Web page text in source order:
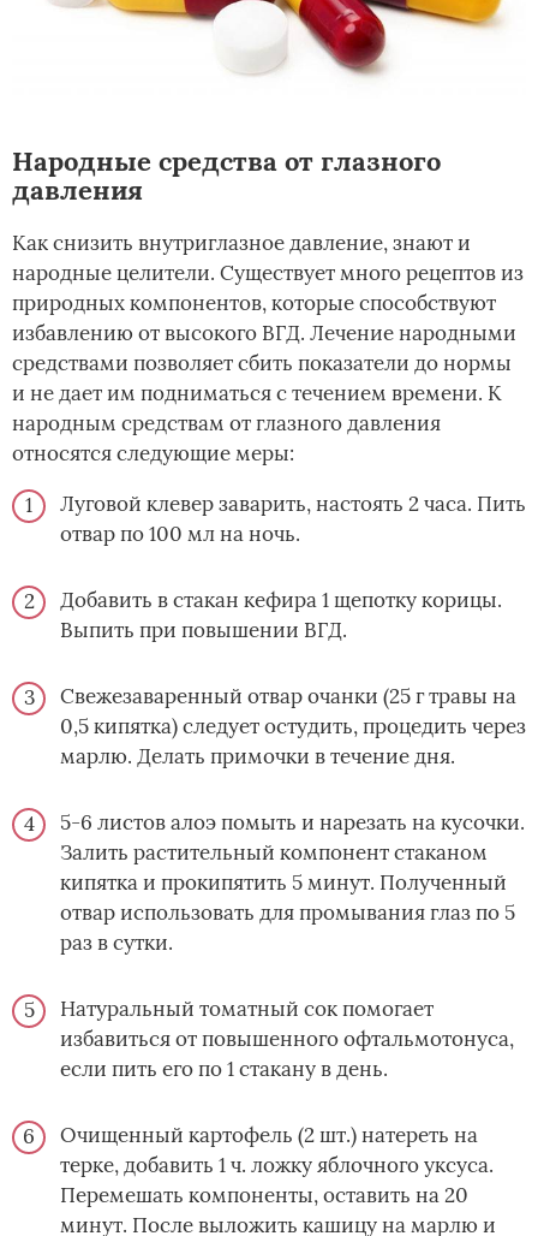
Народные средства от глазного
давления
Как снизить внутриглазное давление, знают и
народные целители. Существует много рецептов из
природных компонентов, которые способствуют
избавлению от высокого ВГД. Лечение народными
средствами позволяет сбить показатели до нормы
и не дает им подниматься с течением времени. К
народным средствам от глазного давления
относятся следующие меры:
Луговой клевер заварить, настоять 2 часа. Пить
отвар по 100 мл на ночь.
Добавить в стакан кефира 1 щепотку корицы.
Выпить при повышении ВГД.
Свежезаваренный отвар очанки (25 г травы на
0,5 кипятка) следует остудить, процедить через
марлю. Делать примочки в течение дня.
5-6 листов алоэ помыть и нарезать на кусочки.
Залить растительный компонент стаканом
кипятка и прокипятить 5 минут. Полученный
отвар использовать для промывания глаз по 5
раз в сутки.
Натуральный томатный сок помогает
избавиться от повышенного офтальмотонуса,
если пить его по 1 стакану в день.
Очищенный картофель (2 шт.) натереть на
терке, добавить 1 ч. ложку яблочного уксуса.
Перемешать компоненты, оставить на 20
минут. После выложить кашицу на марлю и